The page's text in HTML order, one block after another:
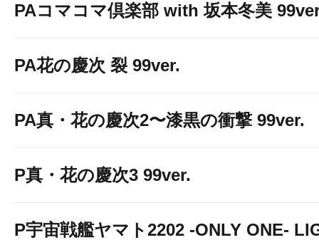
PAコマコマ倶楽部 with 坂本冬美
PA花の慶次 裂 99ver.
PA真・花の慶次2〜漆黒の衝撃 99ver.
P真・花の慶次3 99ver.
P宇宙戦艦ヤマト2202 -ONLY ONE-